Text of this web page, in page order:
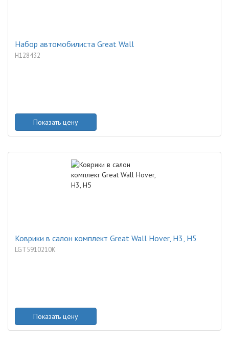
Набор автомобилиста Great Wall
H128432
Показать цену
Коврики в салон комплект Great Wall Hover, H3, H5
LGT5910210K
Показать цену